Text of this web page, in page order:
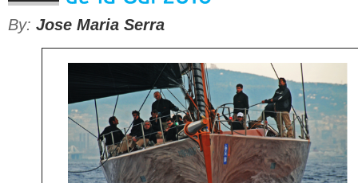
By: Jose Maria Serra